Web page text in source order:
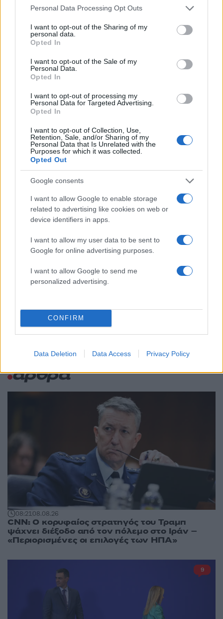
Please note that this website/app uses one or more Google
not limited to your visit or usage behaviour. You may click to
grant or deny consent to Google and its third-party tags to
use your data for below specified purposes in below Google
consent section.
Personal Data Processing Opt Outs
I want to opt-out of the Sharing of my
personal data.
Opted In
I want to opt-out of the Sale of my
Personal Data.
Opted In
I want to opt-out of processing my
Personal Data for Targeted Advertising.
Opted In
I want to opt-out of Collection, Use,
Retention, Sale, and/or Sharing of my
Personal Data that Is Unrelated with the
Purposes for which it was collected.
Opted Out
Google consents
I want to allow Google to enable storage
related to advertising like cookies on web or
device identifiers in apps.
I want to allow my user data to be sent to
Google for online advertising purposes.
I want to allow Google to send me
personalized advertising.
CONFIRM
Data Deletion Data Access Privacy Policy
Γερμανία: Συνελήφθη 31χρονος για τρεις
Σοκαριστική υπόθεση στην Κρήτη:
Τουρίστας ρωτούσε πόσο να πληρώσει για
καθόταν αμέριμνο σε αυλή επιχείρησης
Πιο σχολιασμένα
Canadair 515: Οι πρώτες εικόνες από την
κατασκευή του αεροσκάφους που θα
επιχειρεί και τη νύχτα στα μέτωπα της
φωτιάς
Βγήκαν ξανά τα μαχαίρια στην Ελπίδα
για τη Δημοκρατία: «Καρυστιανού,
Γρατσία και Γαλανός μετέτρεψαν το
κίνημα σε φοβικό αρχηγικό κόμμα»
Μεταφορές χρημάτων: Πότε μπορεί να
θεωρηθούν δωρεές και να επιβληθεί
φόρος – Τι ισχυεί για τις γονικές παροχές
Aναστέλλονται τα τακτικά ραντεβού του
αγγειοχειρουργού του νοσοκομείου
γιατρού
Στα Χανιά για ολιγοήμερες διακοπές ο
Κόσμος: Περισσότερα
άρθρα
08:2108.08.26
CNN: Ο κορυφαίος στρατηγός του Τραμπ
ψάχνει διέξοδο από τον πόλεμο στο Ιράν –
«Περιορισμένες οι επιλογές των ΗΠΑ»
9